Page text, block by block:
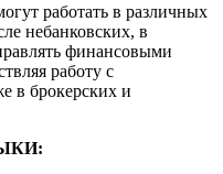
работать в различных
небанковских, в
финансовыми
работу с
в брокерских и